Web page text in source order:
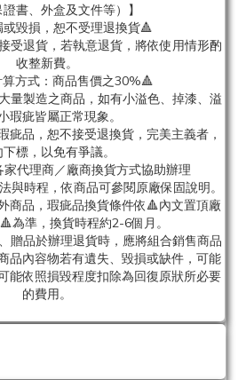
書、外盒及文件等）】
毀損，恕不受理退換貨🔺
受退貨，若執意退貨，將依使用情形酌
收整新費。
方式：商品售價之30%🔺
量製造之商品，如有小溢色、掉漆、溢
瑕疵皆屬正常現象。
疵品，恕不接受退換貨，完美主義者，
標，以免有爭議。
代理商／廠商換貨方式協助辦理
與時程，依商品可參閱原廠保固說明。
商品，瑕疵品換貨條件依🔺內文置頂廠
為準，換貨時程約2-6個月。
贈品於辦理退貨時，應將組合銷售商品
品內容物若有遺失、毀損或缺件，可能
能依照損毀程度扣除為回復原狀所必要
的費用。